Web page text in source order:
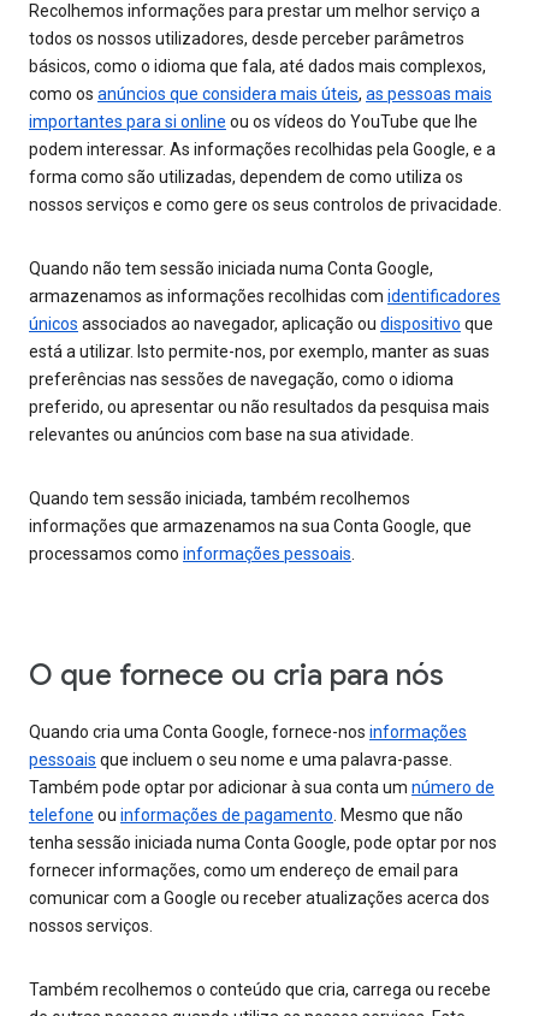
Recolhemos informações para prestar um melhor serviço a
todos os nossos utilizadores, desde perceber parâmetros
básicos, como o idioma que fala, até dados mais complexos,
como os anúncios que considera mais úteis, as pessoas mais
importantes para si online ou os vídeos do YouTube que lhe
podem interessar. As informações recolhidas pela Google, e a
forma como são utilizadas, dependem de como utiliza os
nossos serviços e como gere os seus controlos de privacidade.
Quando não tem sessão iniciada numa Conta Google,
armazenamos as informações recolhidas com identificadores
únicos associados ao navegador, aplicação ou dispositivo que
está a utilizar. Isto permite-nos, por exemplo, manter as suas
preferências nas sessões de navegação, como o idioma
preferido, ou apresentar ou não resultados da pesquisa mais
relevantes ou anúncios com base na sua atividade.
Quando tem sessão iniciada, também recolhemos
informações que armazenamos na sua Conta Google, que
processamos como informações pessoais.
O que fornece ou cria para nós
Quando cria uma Conta Google, fornece-nos informações
pessoais que incluem o seu nome e uma palavra-passe.
Também pode optar por adicionar à sua conta um número de
telefone ou informações de pagamento. Mesmo que não
tenha sessão iniciada numa Conta Google, pode optar por nos
fornecer informações, como um endereço de email para
comunicar com a Google ou receber atualizações acerca dos
nossos serviços.
Também recolhemos o conteúdo que cria, carrega ou recebe